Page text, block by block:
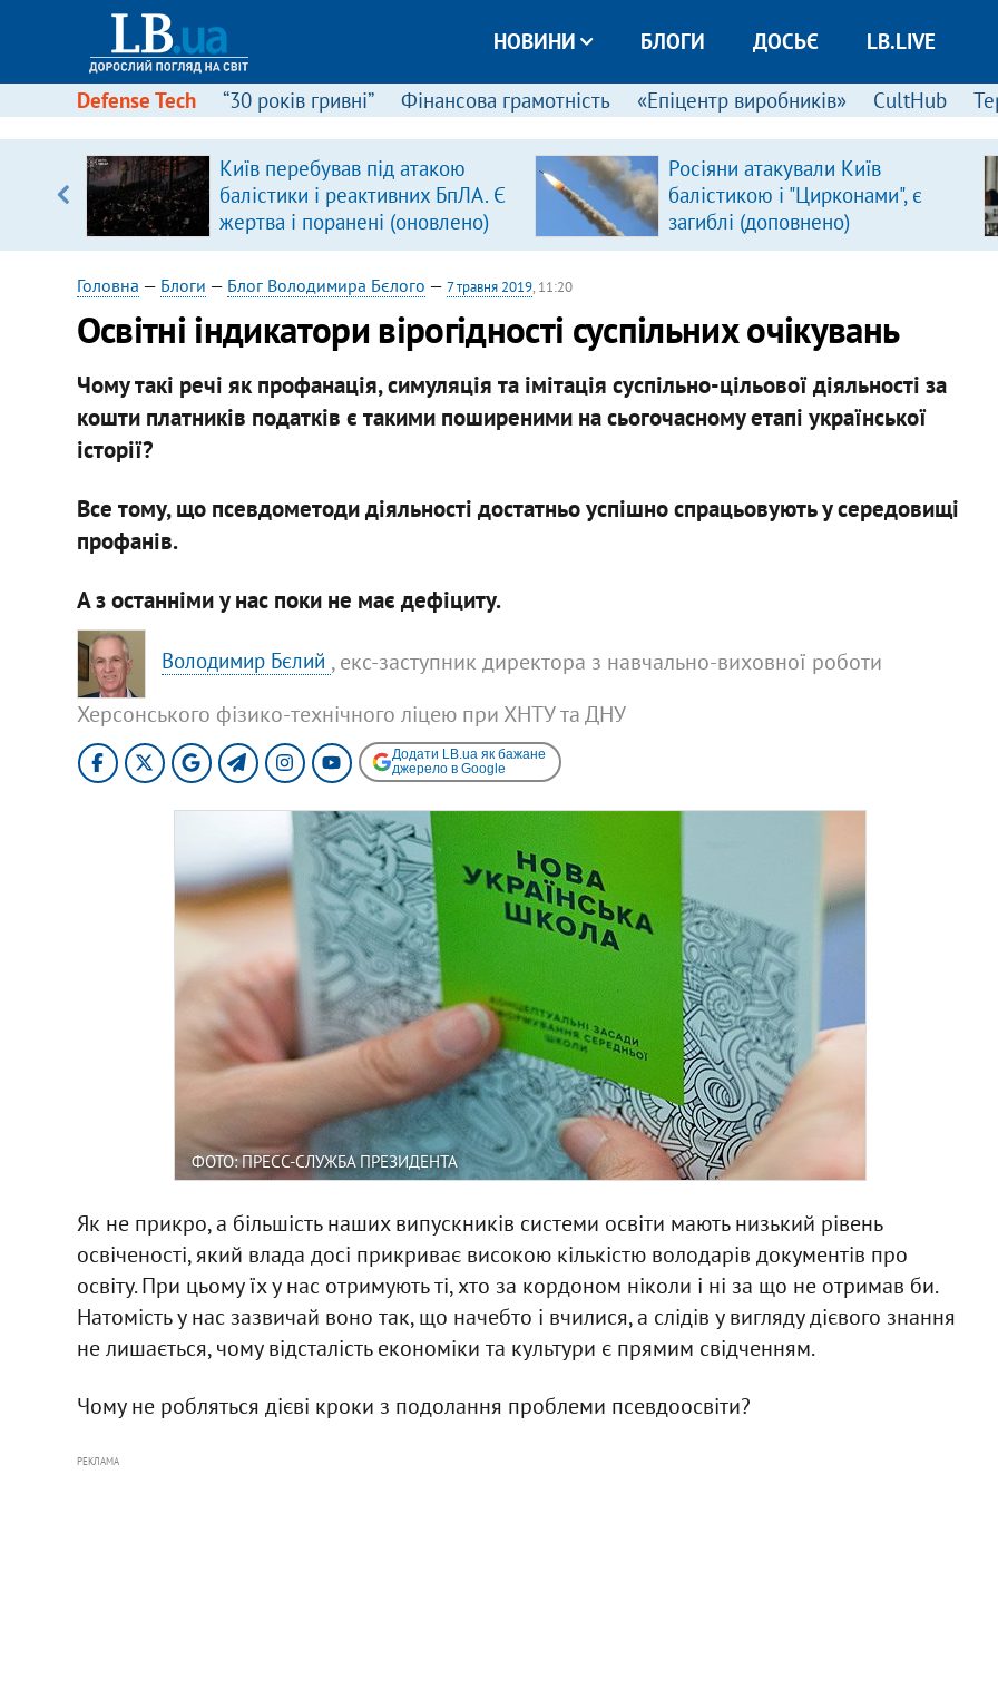
НОВИНИ БЛОГИ ДОСЬЄ LB.LIVE
Defense Tech “30 років гривні” Фінансова грамотність «Епіцентр виробників» CultHub
Київ перебував під атакою
балістики і реактивних БпЛА. Є
жертва і поранені (оновлено)
Росіяни атакували Київ
балістикою і "Цирконами", є
загиблі (доповнено)
Головна — Блоги — Блог Володимира Бєлого — 7 травня 2019, 11:20
Освітні індикатори вірогідності суспільних очікувань
Чому такі речі як профанація, симуляція та імітація суспільно-цільової діяльності за
кошти платників податків є такими поширеними на сьогочасному етапі української
історії?
Все тому, що псевдометоди діяльності достатньо успішно спрацьовують у середовищі
профанів.
А з останніми у нас поки не має дефіциту.
Володимир Бєлий , екс-заступник директора з навчально-виховної роботи
Херсонського фізико-технічного ліцею при ХНТУ та ДНУ
Додати LB.ua як бажане
джерело в Google
ФОТО: ПРЕСС-СЛУЖБА ПРЕЗИДЕНТА
Як не прикро, а більшість наших випускників системи освіти мають низький рівень
освіченості, який влада досі прикриває високою кількістю володарів документів про
освіту. При цьому їх у нас отримують ті, хто за кордоном ніколи і ні за що не отримав би.
Натомість у нас зазвичай воно так, що начебто і вчилися, а слідів у вигляду дієвого знання
не лишається, чому відсталість економіки та культури є прямим свідченням.
Чому не робляться дієві кроки з подолання проблеми псевдоосвіти?
РЕКЛАМА